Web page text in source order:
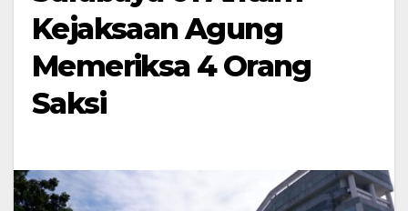
Kejaksaan Agung
Memeriksa 4 Orang
Saksi